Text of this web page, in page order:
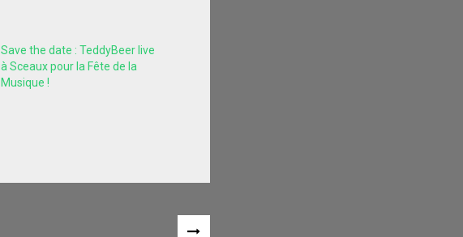
Save the date : TeddyBeer live
à Sceaux pour la Fête de la
Musique !
ARTICLE